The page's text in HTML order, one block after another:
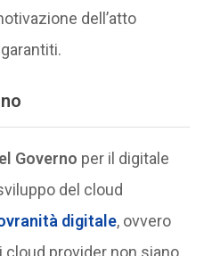
dell’atto
Governo per il digitale
del cloud
digitale, ovvero
cloud provider non siano